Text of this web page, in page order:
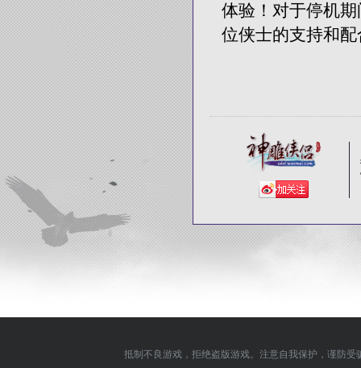
体验！对于停机
位侠士的支持和
抵制不良游戏，拒绝盗版游戏。注意自我保护，谨防受